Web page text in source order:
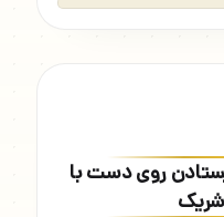
روی دست با